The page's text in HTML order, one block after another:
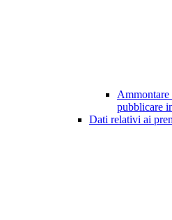
Ammontare
pubblicare
Dati relativi ai